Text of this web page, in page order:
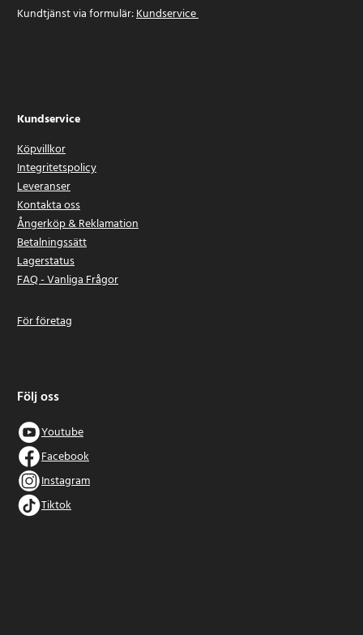
Kundtjänst via formulär:Kundservice
Kundservice
Köpvillkor
Integritetspolicy
Leveranser
Kontakta oss
Ångerköp & Reklamation
Betalningssätt
Lagerstatus
FAQ - Vanliga Frågor
För företag
Följ oss
Youtube
Facebook
Instagram
Tiktok